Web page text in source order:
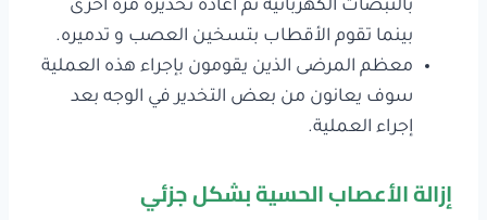
بالنبضات الكهربائية ثم اعادة تخديره مرة أخرى
بينما تقوم الأقطاب بتسخين العصب و تدميره.
معظم المرضى الذين يقومون بإجراء هذه العملية
سوف يعانون من بعض التخدير في الوجه بعد
إجراء العملية.
إزالة الأعصاب الحسية بشكل جزئي